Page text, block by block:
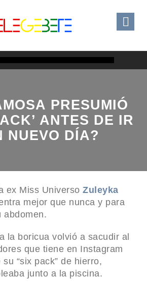
PRESUMIÓ
ANTES DE IR
NUEVO DÍA?
ex Miss Universo Zuleyka
mejor que nunca y para
abdomen.
la boricua volvió a sacudir al
que tiene en Instagram
“six pack” de hierro,
junto a la piscina.